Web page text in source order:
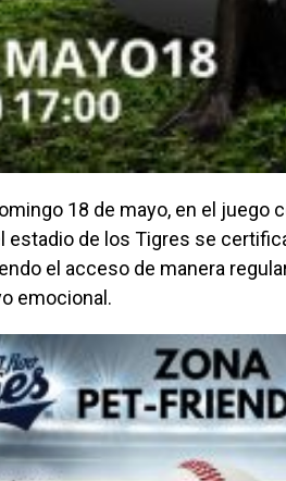
18 de mayo, en el juego
estadio de los Tigres se
el acceso de manera
emocional.